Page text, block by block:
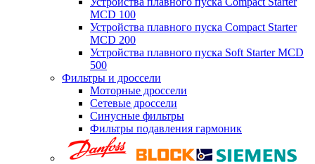
MCD 100
Устройства плавного пуска Compact Starter
MCD 200
Устройства плавного пуска Soft Starter MCD
500
Фильтры и дроссели
Моторные дроссели
Сетевые дроссели
Синусные фильтры
Фильтры подавления гармоник